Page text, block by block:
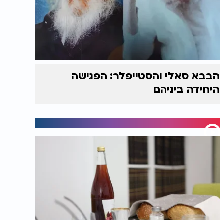
הבבא סאלי והסטייפלר: הפגישה
היחידה ביניהם